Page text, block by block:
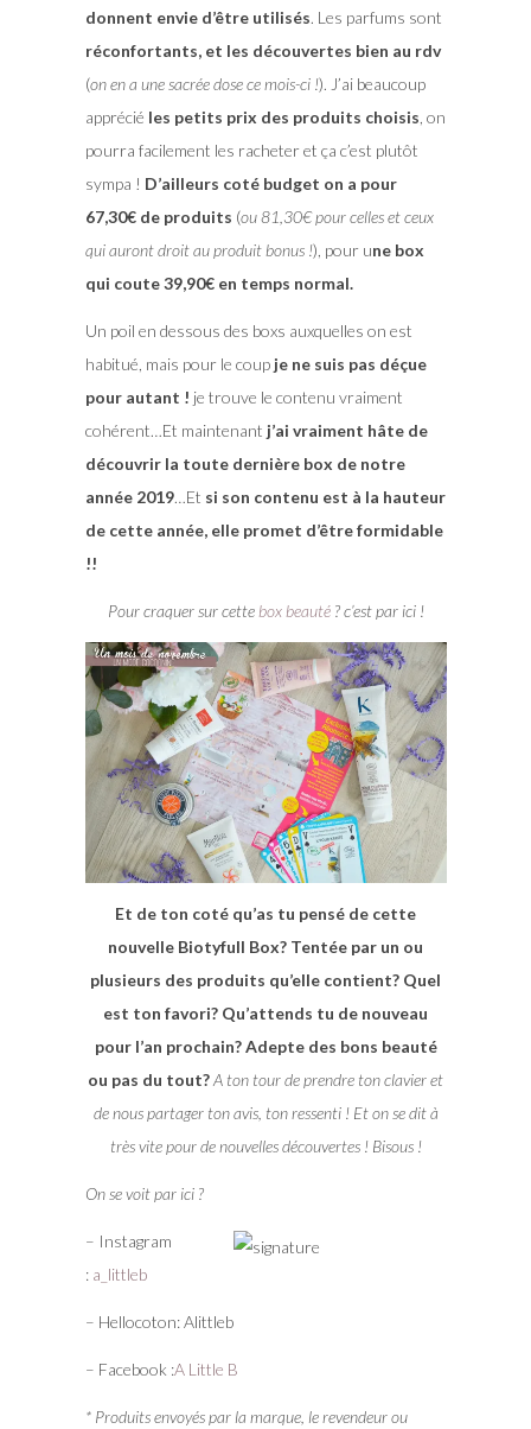
donnent envie d’être utilisés. Les parfums sont
réconfortants, et les découvertes bien au rdv
(on en a une sacrée dose ce mois-ci !). J’ai beaucoup
apprécié les petits prix des produits choisis , on
pourra facilement les racheter et ça c’est plutôt
sympa ! D’ailleurs coté budget on a pour
67,30€ de produits (ou 81,30€ pour celles et ceux
qui auront droit au produit bonus !), pour une box
qui coute 39,90€ en temps normal.
Un poil en dessous des boxs auxquelles on est
habitué, mais pour le coup je ne suis pas déçue
pour autant ! je trouve le contenu vraiment
cohérent…Et maintenant j’ai vraiment hâte de
découvrir la toute dernière box de notre
année 2019…Et si son contenu est à la hauteur
de cette année, elle promet d’être formidable
!!
Pour craquer sur cette box beauté? c’est par ici !
Et de ton coté qu’as tu pensé de cette
nouvelle Biotyfull Box? Tentée par un ou
plusieurs des produits qu’elle contient? Quel
est ton favori? Qu’attends tu de nouveau
pour l’an prochain? Adepte des bons beauté
ou pas du tout?A ton tour de prendre ton clavier et
de nous partager ton avis, ton ressenti ! Et on se dit à
très vite pour de nouvelles découvertes ! Bisous !
On se voit par ici ?
– Instagram
: a_littleb
– Hellocoton: Alittleb
– Facebook :A Little B
* Produits envoyés par la marque, le revendeur ou